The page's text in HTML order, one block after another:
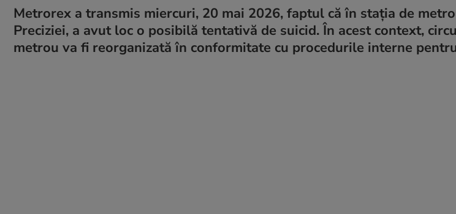
Metrorex a transmis miercuri, 20 mai 2026, faptul că în stația de
Preciziei, a avut loc o posibilă tentativă de suicid. În acest context,
metrou va fi reorganizată în conformitate cu procedurile interne